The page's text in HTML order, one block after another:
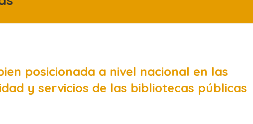
posicionada a nivel nacional en las
y servicios de las bibliotecas públicas